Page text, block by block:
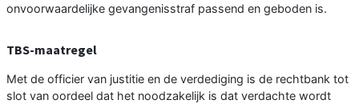
onvoorwaardelijke gevangenisstraf passend en geboden is.
TBS-maatregel
Met de officier van justitie en de verdediging is de rechtbank tot
slot van oordeel dat het noodzakelijk is dat verdachte wordt